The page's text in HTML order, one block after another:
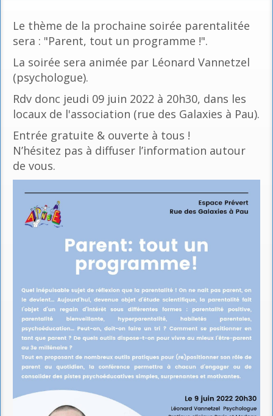
Le thème de la prochaine soirée parentalitée
sera : "Parent, tout un programme !".
La soirée sera animée par Léonard Vannetzel
(psychologue).
Rdv donc jeudi 09 juin 2022 à 20h30, dans les
locaux de l'association (rue des Galaxies à Pau).
Entrée gratuite & ouverte à tous !
N’hésitez pas à diffuser l’information autour
de vous.